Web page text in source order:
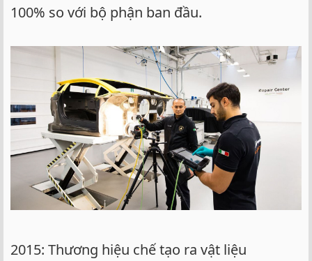
100% so với bộ phận ban đầu.
2015: Thương hiệu chế tạo ra vật liệu